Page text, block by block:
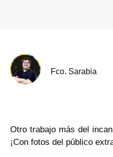
Fco. Sarabia
Otro trabajo más del
¡Con fotos del público